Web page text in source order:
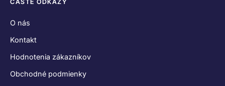
ČASTÉ ODKAZY
O nás
Kontakt
Hodnotenia zákazníkov
Obchodné podmienky